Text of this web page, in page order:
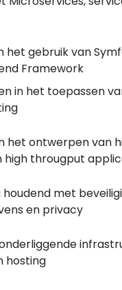
het gebruik van
Framework
in het toepassen
het ontwerpen van
througput
houdend met
en privacy
hosting